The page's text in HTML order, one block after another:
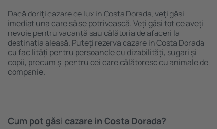
Dacă doriţi cazare de lux in Costa Dorada, veţi găsi
imediat una care să se potrivească. Veți găsi tot ce aveți
nevoie pentru vacanță sau călătoria de afaceri la
destinația aleasă. Puteți rezerva cazare in Costa Dorada
cu facilități pentru persoanele cu dizabilități, sugari și
copii, precum și pentru cei care călătoresc cu animale de
companie.
Cum pot găsi cazare in Costa Dorada?